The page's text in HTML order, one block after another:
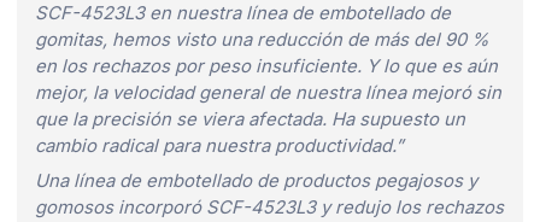
SCF-4523L3 en nuestra línea de embotellado de
gomitas, hemos visto una reducción de más del 90 %
en los rechazos por peso insuficiente. Y lo que es aún
mejor, la velocidad general de nuestra línea mejoró sin
que la precisión se viera afectada. Ha supuesto un
cambio radical para nuestra productividad.”
Una línea de embotellado de productos pegajosos y
gomosos incorporó SCF-4523L3 y redujo los rechazos